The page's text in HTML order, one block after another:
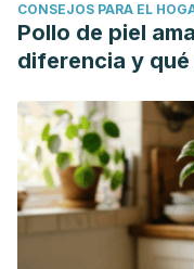
CONSEJOS PARA EL
Pollo de piel
diferencia y